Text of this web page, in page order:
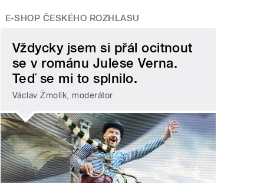
E-SHOP ČESKÉHO ROZHLASU
Vždycky jsem si přál ocitnout
se v románu Julese Verna.
Teď se mi to splnilo.
Václav Žmolík, moderátor